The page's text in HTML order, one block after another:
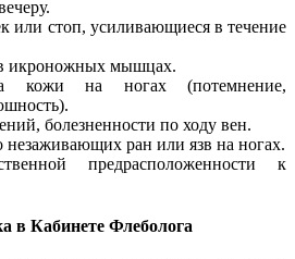
или стоп, усиливающиеся в течение
икроножных мышцах.
кожи на ногах (потемнение,
болезненности по ходу вен.
незаживающих ран или язв на ногах.
предрасположенности к
в Кабинете Флеболога